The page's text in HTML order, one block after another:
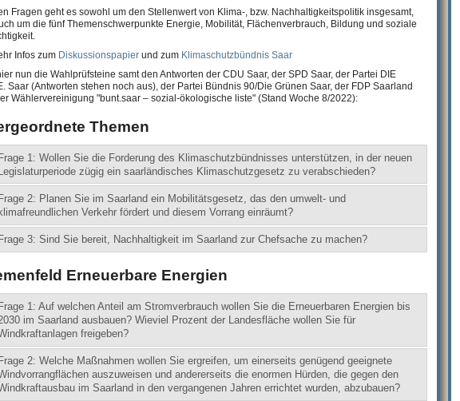
Fragen geht es sowohl um den Stellenwert von Klima-, bzw. Nachhaltigkeitspolitik insgesamt,
um die fünf Themenschwerpunkte Energie, Mobilität, Flächenverbrauch, Bildung und soziale
Infos zum Diskussionspapier und zum Klimaschutzbündnis Saar
nun die Wahlprüfsteine samt den Antworten der CDU Saar, der SPD Saar, der Partei DIE
Saar (Antworten stehen noch aus), der Partei Bündnis 90/Die Grünen Saar, der FDP Saarland
Wählervereinigung "bunt.saar – sozial-ökologische liste" (Stand Woche 8/2022):
Themen
Frage 1: Wollen Sie die Forderung des Klimaschutzbündnisses unterstützen, in der neuen
Legislaturperiode zügig ein saarländisches Klimaschutzgesetz zu verabschieden?
Frage 2: Planen Sie im Saarland ein Mobilitätsgesetz, das den umwelt- und
klimafreundlichen Verkehr fördert und diesem Vorrang einräumt?
Frage 3: Sind Sie bereit, Nachhaltigkeit im Saarland zur Chefsache zu machen?
Erneuerbare Energien
Frage 1: Auf welchen Anteil am Stromverbrauch wollen Sie die Erneuerbaren Energien bis
im Saarland ausbauen? Wieviel Prozent der Landesfläche wollen Sie für
freigeben?
Frage 2: Welche Maßnahmen wollen Sie ergreifen, um einerseits genügend geeignete
auszuweisen und andererseits die enormen Hürden, die gegen den
im Saarland in den vergangenen Jahren errichtet wurden, abzubauen?